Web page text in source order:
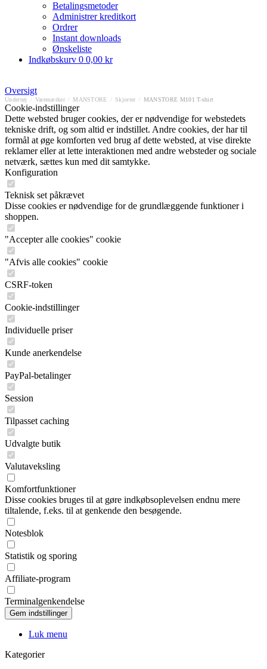
Betalingsmetoder
Administrer kreditkort
Ordrer
Instant downloads
Ønskeliste
Indkøbskurv 0 0,00 kr
Oversigt
Undertøj Varemærker MANSTORE Skjorter MANSTORE M101 T-shirt
Cookie-indstillinger
Dette websted bruger cookies, der er nødvendige for webstedets
tekniske drift, og som altid er indstillet. Andre cookies, der har til
formål at øge komforten ved brug af dette websted, at vise direkte
reklamer eller at lette interaktionen med andre websteder og sociale
netværk, sættes kun med dit samtykke.
Konfiguration
Teknisk set påkrævet
Disse cookies er nødvendige for de grundlæggende funktioner i
shoppen.
"Accepter alle cookies" cookie
"Afvis alle cookies" cookie
CSRF-token
Cookie-indstillinger
Individuelle priser
Kunde anerkendelse
PayPal-betalinger
Session
Tilpasset caching
Udvalgte butik
Valutaveksling
Komfortfunktioner
Disse cookies bruges til at gøre indkøbsoplevelsen endnu mere
tiltalende, f.eks. til at genkende den besøgende.
Notesblok
Statistik og sporing
Affiliate-program
Terminalgenkendelse
Luk menu
Kategorier